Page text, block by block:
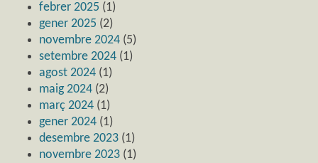
febrer 2025 (1)
gener 2025 (2)
novembre 2024 (5)
setembre 2024 (1)
agost 2024 (1)
maig 2024 (2)
març 2024 (1)
gener 2024 (1)
desembre 2023 (1)
novembre 2023 (1)